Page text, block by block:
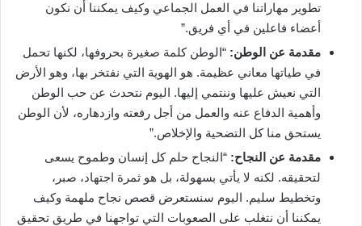
تطوير مهاراتنا في العمل الجماعي وكيف يمكننا أن نكون
أعضاء فاعلين في أي فريق.”
مقدمة عن الوطن: “الوطن كلمة صغيرة بحروفها، لكنها تحمل
في طياتها معاني عظيمة. هو الهوية التي نفتخر بها، وهو الأرض
التي نعيش عليها وننتمي إليها. اليوم نتحدث عن حب الوطن
وأهمية الدفاع عنه والعمل من أجل رفعته وازدهاره، لأن الوطن
يستحق منا كل التضحية والإخلاص.”
مقدمة عن النجاح: “النجاح حلم كل إنسان وطموح يسعى
لتحقيقه. لكنه لا يأتي بسهولة، بل هو ثمرة اجتهاد، صبر،
وتخطيط سليم. اليوم سنستعرض قصص نجاح ملهمة وكيف
يمكننا أن نتغلب على الصعوبات التي تواجهنا في طريق تحقيق